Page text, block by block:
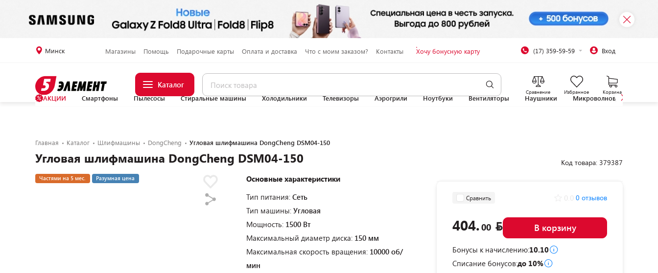
Минск Магазины Помощь Подарочные карты Оплата и доставка Что с моим заказом? Контакты Хочу бонусную карту (17) 359-59-59 Вход
Каталог
Сравнение Избранное Корзина
АКЦИИ Смартфоны Пылесосы Стиральные машины Холодильники Телевизоры Аэрогрили Ноутбуки Вентиляторы Наушники Микроволновые печи
Главная Каталог Шлифмашины DongCheng Угловая шлифмашина DongCheng DSM04-150
Угловая шлифмашина DongCheng DSM04-150
Частями на 5 мес. Разумная цена
Основные характеристики
Тип питания: Сеть
Тип машины: Угловая
Мощность: 1500 Вт
Максимальный диаметр диска: 150 мм
Максимальная скорость вращения: 10000 об/
мин
Код товара: 379387
Сравнить 0 отзывов
404.00 В корзину
Бонусы к начислению:10.10
Списание бонусов:до 10%